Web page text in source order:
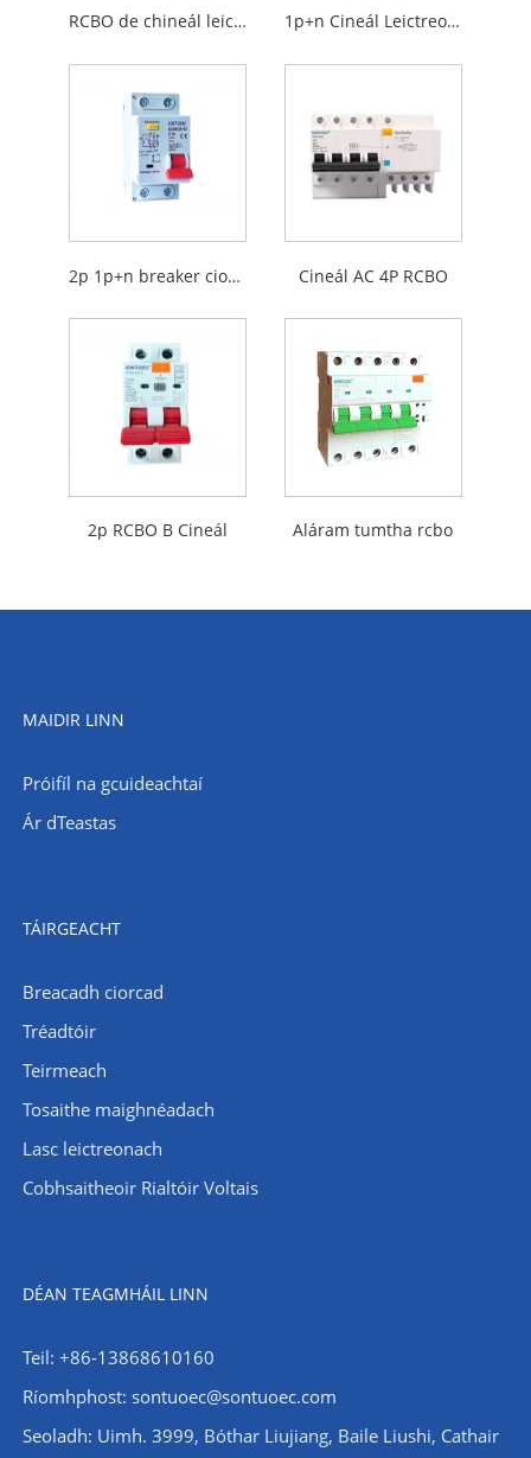
RCBO de chineál leictreonach 1p+n Cineál Leictreonach RCBO
2p 1p+n breaker ciorcaid iarmharach le cosaint forshrutha Cineál AC 4P RCBO
2p RCBO B Cineál Aláram tumtha rcbo
MAIDIR LINN
Próifíl na gcuideachtaí
Ár dTeastas
TÁIRGEACHT
Breacadh ciorcad
Tréadtóir
Teirmeach
Tosaithe maighnéadach
Lasc leictreonach
Cobhsaitheoir Rialtóir Voltais
DÉAN TEAGMHÁIL LINN
Teil: +86-13868610160
Ríomhphost: sontuoec@sontuoec.com
Seoladh: Uimh. 3999, Bóthar Liujiang, Baile Liushi, Cathair